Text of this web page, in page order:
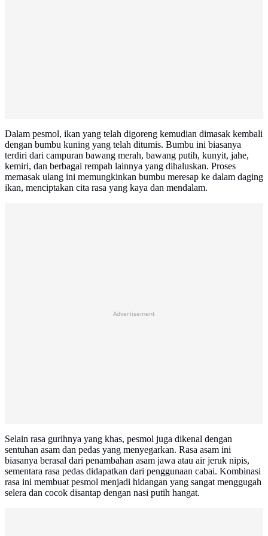
Dalam pesmol, ikan yang telah digoreng kemudian dimasak kembali
dengan bumbu kuning yang telah ditumis. Bumbu ini biasanya
terdiri dari campuran bawang merah, bawang putih, kunyit, jahe,
kemiri, dan berbagai rempah lainnya yang dihaluskan. Proses
memasak ulang ini memungkinkan bumbu meresap ke dalam daging
ikan, menciptakan cita rasa yang kaya dan mendalam.
Advertisement
Selain rasa gurihnya yang khas, pesmol juga dikenal dengan
sentuhan asam dan pedas yang menyegarkan. Rasa asam ini
biasanya berasal dari penambahan asam jawa atau air jeruk nipis,
sementara rasa pedas didapatkan dari penggunaan cabai. Kombinasi
rasa ini membuat pesmol menjadi hidangan yang sangat menggugah
selera dan cocok disantap dengan nasi putih hangat.